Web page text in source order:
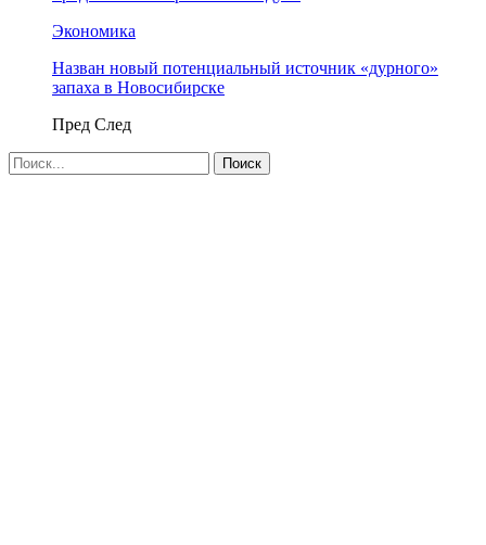
Экономика
Назван новый потенциальный источник «дурного»
запаха в Новосибирске
Пред След